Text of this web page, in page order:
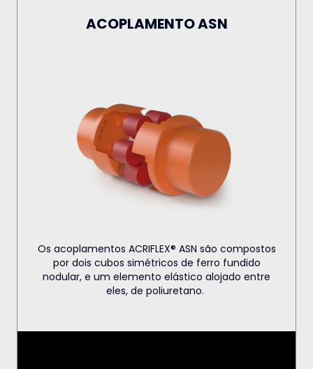
ACOPLAMENTO ASN
Os acoplamentos ACRIFLEX® ASN são compostos
por dois cubos simétricos de ferro fundido
nodular, e um elemento elástico alojado entre
eles, de poliuretano.